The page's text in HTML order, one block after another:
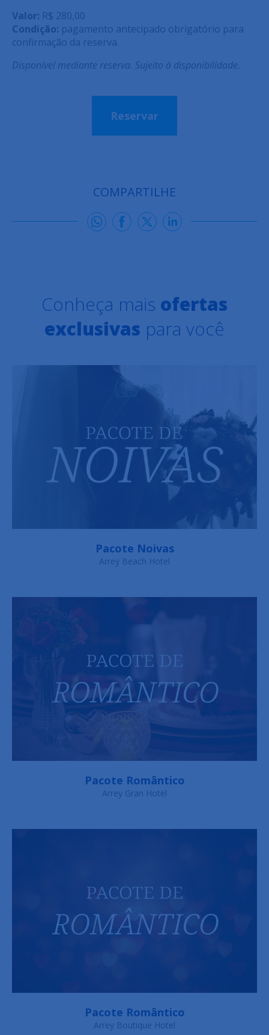
Valor: R$ 280,00
Condição: pagamento antecipado obrigatório para
confirmação da reserva.
Disponível mediante reserva. Sujeito à disponibilidade.
Reservar
COMPARTILHE
Conheça mais ofertas
exclusivas para você
Pacote Noivas
Arrey Beach Hotel
Pacote Romântico
Arrey Gran Hotel
Pacote Romântico
Arrey Boutique Hotel